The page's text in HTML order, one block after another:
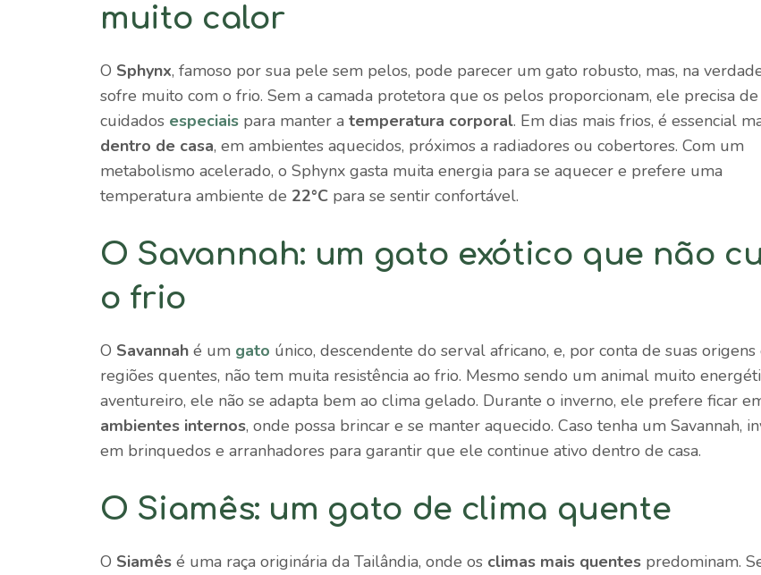
muito calor
O Sphynx, famoso por sua pele sem pelos, pode parecer um gato robusto, mas, na
sofre muito com o frio. Sem a camada protetora que os pelos proporcionam, ele precisa de
cuidados especiais para manter a temperatura corporal. Em dias mais frios, é essencial
dentro de casa, em ambientes aquecidos, próximos a radiadores ou cobertores. Com um
metabolismo acelerado, o Sphynx gasta muita energia para se aquecer e prefere uma
temperatura ambiente de 22°C para se sentir confortável.
O Savannah: um gato exótico que não
o frio
O Savannah é um gato único, descendente do serval africano, e, por conta de suas origens
regiões quentes, não tem muita resistência ao frio. Mesmo sendo um animal muito
aventureiro, ele não se adapta bem ao clima gelado. Durante o inverno, ele prefere ficar
ambientes internos, onde possa brincar e se manter aquecido. Caso tenha um Savannah,
em brinquedos e arranhadores para garantir que ele continue ativo dentro de casa.
O Siamês: um gato de clima quente
O Siamês é uma raça originária da Tailândia, onde os climas mais quentes predominam.